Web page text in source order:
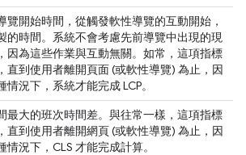
覽開始時間，從觸發軟性導覽的互動開始，
的時間。系統不會考慮先前導覽中出現的現
因為這些作業與互動無關。如常，這項指標
直到使用者離開頁面 (或軟性導覽) 為止，因
情況下，系統才能完成 LCP。
最大的班次時間差。與往常一樣，這項指標
直到使用者離開網頁 (或軟性導覽) 為止，因
情況下，CLS 才能完成計算。